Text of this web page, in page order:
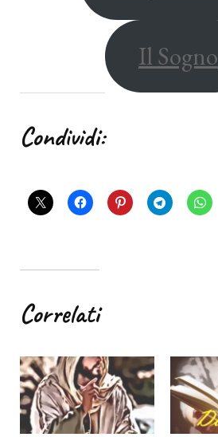
Il Sogno
Condividi:
Correlati